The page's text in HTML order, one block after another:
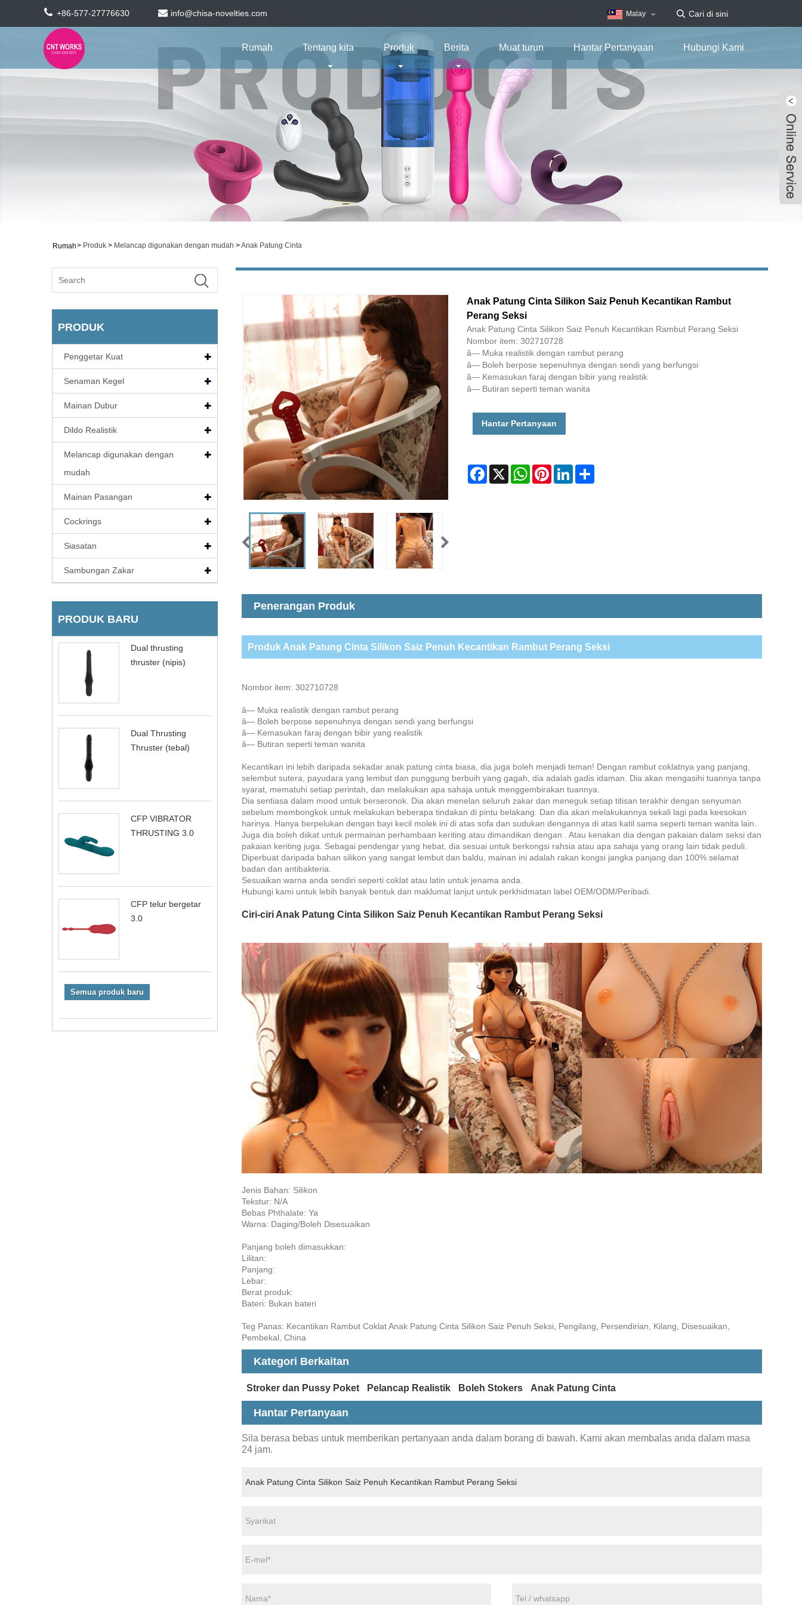
+86-577-27776630 info@chisa-novelties.com Malay
Rumah Tentang kita Produk Berita Muat turun Hantar Pertanyaan Hubungi Kami
Rumah> Produk > Melancap digunakan dengan mudah >Anak Patung Cinta
PRODUK
Penggetar Kuat
Senaman Kegel
Mainan Dubur
Dildo Realistik
Melancap digunakan dengan
mudah
Mainan Pasangan
Cockrings
Siasatan
Sambungan Zakar
PRODUK BARU
Dual thrusting
thruster (nipis)
Dual Thrusting
Thruster (tebal)
CFP VIBRATOR
THRUSTING 3.0
CFP telur bergetar
3.0
Semua produk baru
Anak Patung Cinta Silikon Saiz Penuh Kecantikan Rambut
Perang Seksi
Anak Patung Cinta Silikon Saiz Penuh Kecantikan Rambut Perang Seksi
Nombor item: 302710728
â— Muka realistik dengan rambut perang
â— Boleh berpose sepenuhnya dengan sendi yang berfungsi
â— Kemasukan faraj dengan bibir yang realistik
â— Butiran seperti teman wanita
Hantar Pertanyaan
Facebook
X WhatsAppPinterestLinkedInShare
Penerangan Produk
Produk Anak Patung Cinta Silikon Saiz Penuh Kecantikan Rambut Perang Seksi
Nombor item: 302710728
â— Muka realistik dengan rambut perang
â— Boleh berpose sepenuhnya dengan sendi yang berfungsi
â— Kemasukan faraj dengan bibir yang realistik
â— Butiran seperti teman wanita
Kecantikan ini lebih daripada sekadar anak patung cinta biasa, dia juga boleh menjadi teman! Dengan rambut coklatnya yang panjang,
selembut sutera, payudara yang lembut dan punggung berbuih yang gagah, dia adalah gadis idaman. Dia akan mengasihi tuannya tanpa
syarat, mematuhi setiap perintah, dan melakukan apa sahaja untuk menggembirakan tuannya.
Dia sentiasa dalam mood untuk berseronok. Dia akan menelan seluruh zakar dan meneguk setiap titisan terakhir dengan senyuman
sebelum membongkok untuk melakukan beberapa tindakan di pintu belakang. Dan dia akan melakukannya sekali lagi pada keesokan
harinya. Hanya berpelukan dengan bayi kecil molek ini di atas sofa dan sudukan dengannya di atas katil sama seperti teman wanita lain.
Juga dia boleh diikat untuk permainan perhambaan keriting atau dimandikan dengan . Atau kenakan dia dengan pakaian dalam seksi dan
pakaian keriting juga. Sebagai pendengar yang hebat, dia sesuai untuk berkongsi rahsia atau apa sahaja yang orang lain tidak peduli.
Diperbuat daripada bahan silikon yang sangat lembut dan baldu, mainan ini adalah rakan kongsi jangka panjang dan 100% selamat
badan dan antibakteria.
Sesuaikan warna anda sendiri seperti coklat atau latin untuk jenama anda.
Hubungi kami untuk lebih banyak bentuk dan maklumat lanjut untuk perkhidmatan label OEM/ODM/Peribadi.
Ciri-ciri Anak Patung Cinta Silikon Saiz Penuh Kecantikan Rambut Perang Seksi
Jenis Bahan: Silikon
Tekstur: N/A
Bebas Phthalate: Ya
Warna: Daging/Boleh Disesuaikan
Panjang boleh dimasukkan:
Lilitan:
Panjang:
Lebar:
Berat produk:
Bateri: Bukan bateri
Teg Panas: Kecantikan Rambut Coklat Anak Patung Cinta Silikon Saiz Penuh Seksi, Pengilang, Persendirian, Kilang, Disesuaikan,
Pembekal, China
Kategori Berkaitan
Stroker dan Pussy Poket Pelancap Realistik Boleh Stokers Anak Patung Cinta
Hantar Pertanyaan
Sila berasa bebas untuk memberikan pertanyaan anda dalam borang di bawah. Kami akan membalas anda dalam masa
24 jam.